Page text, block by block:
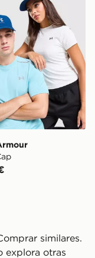
similares.
explora otras